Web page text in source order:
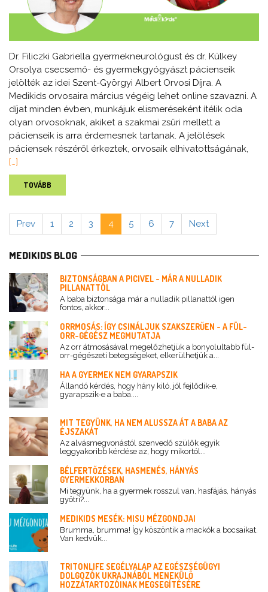
Dr. Filiczki Gabriella gyermekneurológust és dr. Külkey
Orsolya csecsemő- és gyermekgyógyászt pácienseik
jelölték az idei Szent-Györgyi Albert Orvosi Díjra. A
Medikids orvosaira március végéig lehet online szavazni. A
díjat minden évben, munkájuk elismeréseként ítélik oda
olyan orvosoknak, akiket a szakmai zsűri mellett a
pácienseik is arra érdemesnek tartanak. A jelölések
páciensek részéről érkeztek, orvosaik elhivatottságának,
[…]
TOVÁBB
Prev 1 2 3 4 5 6 7 Next
MEDIKIDS BLOG
BIZTONSÁGBAN A PICIVEL - MÁR A NULLADIK
PILLANATTÓL
A baba biztonsága már a nulladik pillanattól igen
fontos, akkor...
ORRMOSÁS: ÍGY CSINÁLJUK SZAKSZERŰEN - A FÜL-
ORR-GÉGÉSZ MEGMUTATJA
Az orr átmosásával megelőzhetjük a bonyolultabb fül-
orr-gégészeti betegségeket, elkerülhetjük a...
HA A GYERMEK NEM GYARAPSZIK
Állandó kérdés, hogy hány kiló, jól fejlődik-e,
gyarapszik-e a baba....
MIT TEGYÜNK, HA NEM ALUSSZA ÁT A BABA AZ
ÉJSZAKÁT
Az alvásmegvonástól szenvedő szülők egyik
leggyakoribb kérdése az, hogy mikortól...
BÉLFERTŐZÉSEK, HASMENÉS, HÁNYÁS
GYERMEKKORBAN
Mi tegyünk, ha a gyermek rosszul van, hasfájás, hányás
gyötri?...
MEDIKIDS MESÉK: MISU MÉZGONDJAI
Brumma, brumma! Így köszöntik a mackók a bocsaikat.
Van kedvük...
TRITONLIFE SEGÉLYALAP AZ EGÉSZSÉGÜGYI
DOLGOZÓK UKRAJNÁBÓL MENEKÜLŐ
HOZZÁTARTOZÓINAK MEGSEGÍTÉSÉRE